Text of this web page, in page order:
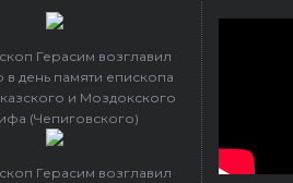
Герасим возглавил
в день памяти епископа
и Моздокского
(Чепиговского)
Герасим возглавил